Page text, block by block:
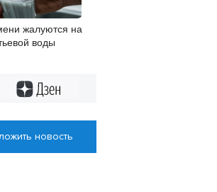
жалуются на
воды
новость